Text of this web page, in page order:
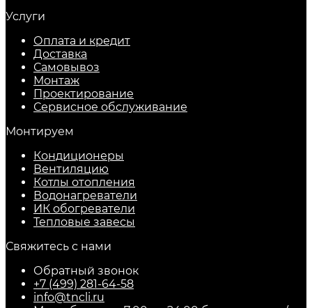
Услуги
Оплата и кредит
Доставка
Самовывоз
Монтаж
Проектирование
Сервисное обслуживание
Монтируем
Кондиционеры
Вентиляцию
Котлы отопления
Водонагреватели
ИК обогреватели
Тепловые завесы
Свяжитесь с нами
Обратный звонок
+7 (499) 281-64-58
info@tncli.ru